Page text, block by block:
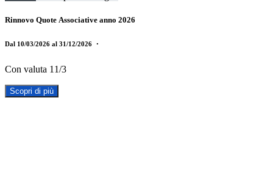
Rinnovo Quote Associative anno 2026
Dal 10/03/2026 al 31/12/2026 ・
Con valuta 11/3
Scopri di più